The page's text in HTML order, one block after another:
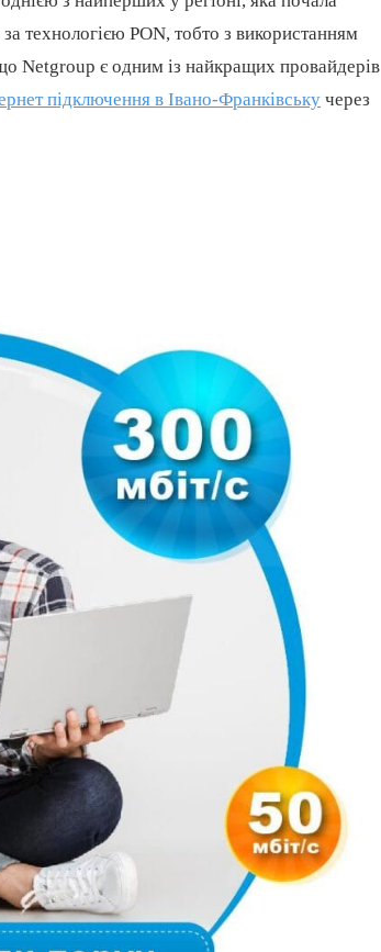
технологією PON, тобто з використанням
Netgroup є одним із найкращих провайдерів
підключення в Івано-Франківську через